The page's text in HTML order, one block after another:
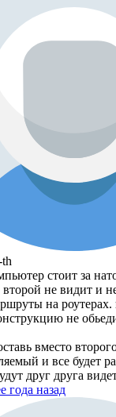
стоит за
второй не видит и
на роутерах.
не
вместо
и все будет
друг друга
года назад